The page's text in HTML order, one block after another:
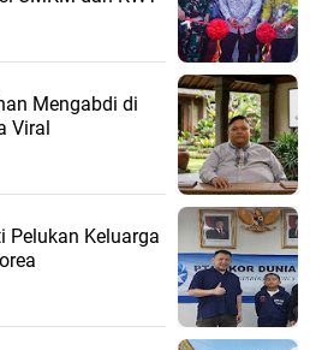
Mengabdi di
Viral
Pelukan Keluarga